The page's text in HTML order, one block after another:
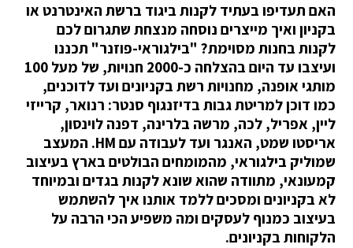
האם תעדיפו בעתיד לקנות ביגוד ברשת האינטרנט או
בקניון ואיך מייצרים נוסחה מנצחת שתגרום לכם
לקנות בחנות מסוימת? "בילגוראי-פוזנר" תכננו
ועיצבו עד היום בהצלחה כ-2000 חנויות, של מעל 100
מותגי אופנה, מחנויות רשת בקניונים ועד לדוכנים,
כמו דוכן למריטת גבות בדיזנגוף סנטר: רנואר, קרייזי
ליין, אפריל, לכה, מרשה בלרינה, דפנה לוינסון,
אריסטו שמט, האנגר ועד לעבודה עם HM. המעצב
שמוליק בילגוראי, מהמומחים הבולטים בארץ בעיצוב
קמעונאי, מתוודה שהוא שונא לקנות בגדים ובמיוחד
לא בקניונים ומסכים ללמד אותנו איך להשתמש
בעיצוב כמנוף לעסקים ומה משפיע הכי הרבה על
הלקוחות בקניונים.